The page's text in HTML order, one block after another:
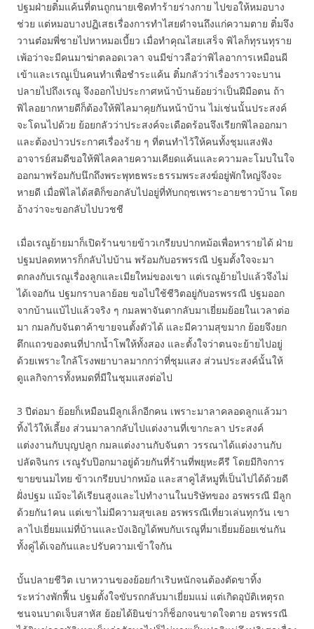
ปฐมฝ่ายติ๋มแค้นที่ตนถูกนายเชิดทำร้ายร่างกาย ไปขอให้หมอบาง
ช่วย แต่หมอบางปฏิเสธเรื่องการทำไสยดำจนถึงแก่ความตาย ติ๋มจึง
วานต๋อมพี่ชายไปหาหมอเบี้ยว เมื่อทำคุณไสยเสร็จ พิไลก็ทุรนทุราย
เพ้อว่าจะมีคนมาฆ่าตลอดเวลา จนมีข่าวลือว่าพิไลอาการเหมือนผี
เข้าและเรณูเป็นคนทำเพื่อชำระแค้น ติ๋มกลัวว่าเรื่องราวจะบาน
ปลายไปถึงเรณู จึงออกไปประกาศหน้าบ้านย้อยว่าเป็นฝีมือตน ถ้า
พิไลอยากหายดีก็ต้องให้พิไลมาคุยกันหน้าบ้าน ไม่เช่นนั้นประสงค์
จะโดนไปด้วย ย้อยกลัวว่าประสงค์จะเดือดร้อนจึงเรียกพิไลออกมา
และต้องป่าวประกาศเรื่องร้าย ๆ ที่ตนทำไว้ให้คนทั้งชุมแสงฟัง
อาจารย์สมดีขอให้พิไลคลายความเคียดแค้นและความละโมบในใจ
ออกมาพร้อมกับนึกถึงพระพุทธพระธรรมพระสงฆ์อยู่พักใหญ่จึงจะ
หายดี เมื่อพิไลได้สติก็ขอกลับไปอยู่ที่ทับกฤชเพราะอายชาวบ้าน โดย
อ้างว่าจะขอกลับไปบวชชี
เมื่อเรณูย้ายมาก็เปิดร้านขายข้าวเกรียบปากหม้อเพื่อหารายได้ ฝ่าย
ปฐมปลดทหารก็กลับไปบ้าน พร้อมกับอรพรรณี ปฐมตั้งใจจะมา
ตกลงกับเรณูเรื่องลูกและเมียใหม่ของเขา แต่เรณูย้ายไปแล้วจึงไม่
ได้เจอกัน ปฐมกราบลาย้อย ขอไปใช้ชีวิตอยู่กับอรพรรณี ปฐมออก
จากบ้านแบ้ไปแล้วจริง ๆ กมลพาจันตากลับมาเยี่ยมย้อยในเวลาต่อ
มา กมลกับจันตาค้าขายจนตั้งตัวได้ และมีความสุขมาก ย้อยจึงยก
ตึกแถวของตนที่ปากน้ำโพให้ทั้งสอง และตั้งใจว่าตนจะย้ายไปอยู่
ด้วยเพราะใกล้โรงพยาบาลมากกว่าที่ชุมแสง ส่วนประสงค์นั้นให้
ดูแลกิจการทั้งหมดที่มีในชุมแสงต่อไป
3 ปีต่อมา ย้อยก็เหมือนมีลูกเล็กอีกคน เพราะมาลาคลอดลูกแล้วมา
ทิ้งไว้ให้เลี้ยง ส่วนมาลากลับไปแต่งงานที่เขากะลา ประสงค์
แต่งงานกับบุญปลูก กมลแต่งงานกับจันตา วรรณาได้แต่งงานกับ
ปลัดจินกร เรณูรับป๊อกมาอยู่ด้วยกันที่ร้านที่พยุหะคีรี โดยมีกิจการ
ขายขนมไทย ข้าวเกรียบปากหม้อ และสาคูไส้หมูที่เป็นไปได้ด้วยดี
ฝั่งปฐม แม้จะได้เรียนสูงและไปทำงานในบริษัทของ อรพรรณี มีลูก
ด้วยกัน1คน แต่เขาไม่มีความสุขเลย อรพรรณีเที่ยวเล่นทุกวัน เขา
ลาไปเยี่ยมแม่ที่บ้านและบังเอิญได้พบกับเรณูที่มาเยี่ยมย้อยเช่นกัน
ทั้งคู่ได้เจอกันและปรับความเข้าใจกัน
บั้นปลายชีวิต เบาหวานของย้อยกำเริบหนักจนต้องตัดขาทิ้ง
ระหว่างพักฟื้น ปฐมตั้งใจขับรถกลับมาเยี่ยมแม่ แต่เกิดอุบัติเหตุรถ
ชนจนบาดเจ็บสาหัส ย้อยได้ยินข่าวก็ช็อกจนขาดใจตาย อรพรรณี